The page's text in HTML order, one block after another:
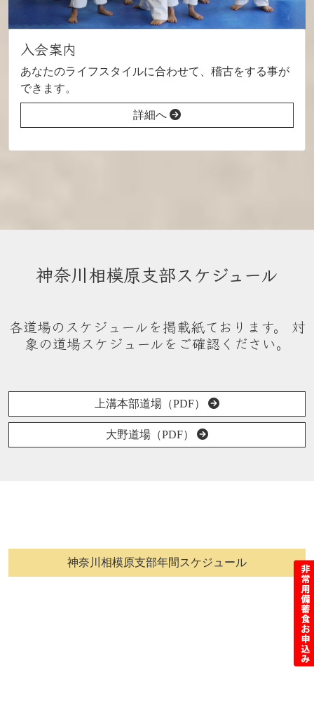
入会案内
あなたのライフスタイルに合わせて、稽古をする事が
できます。
詳細へ
神奈川相模原支部スケジュール
各道場のスケジュールを掲載紙ております。 対
象の道場スケジュールをご確認ください。
上溝本部道場（PDF）
大野道場（PDF）
神奈川相模原支部年間スケジュール